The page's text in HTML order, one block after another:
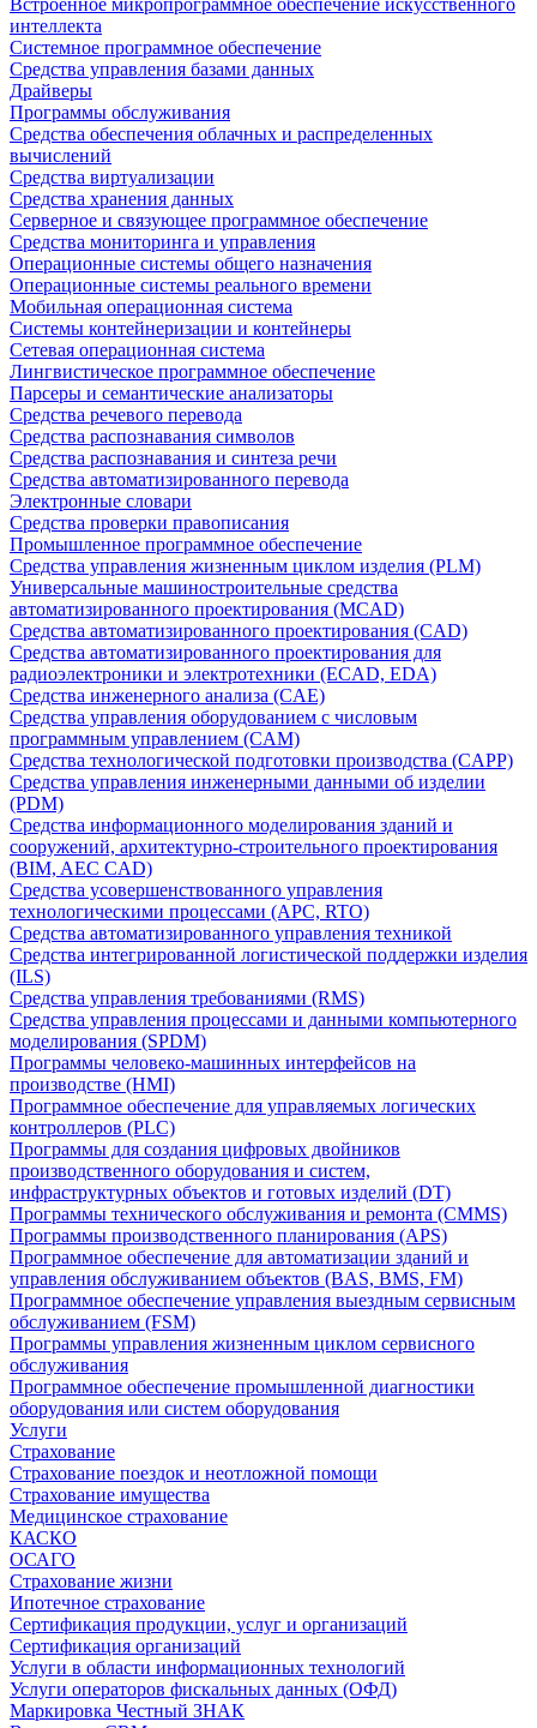
Встроенное микропрограммное обеспечение искусственного
интеллекта
Системное программное обеспечение
Средства управления базами данных
Драйверы
Программы обслуживания
Средства обеспечения облачных и распределенных
вычислений
Средства виртуализации
Средства хранения данных
Серверное и связующее программное обеспечение
Средства мониторинга и управления
Операционные системы общего назначения
Операционные системы реального времени
Мобильная операционная система
Системы контейнеризации и контейнеры
Сетевая операционная система
Лингвистическое программное обеспечение
Парсеры и семантические анализаторы
Средства речевого перевода
Средства распознавания символов
Средства распознавания и синтеза речи
Средства автоматизированного перевода
Электронные словари
Средства проверки правописания
Промышленное программное обеспечение
Средства управления жизненным циклом изделия (PLM)
Универсальные машиностроительные средства
автоматизированного проектирования (MCAD)
Средства автоматизированного проектирования (CAD)
Средства автоматизированного проектирования для
радиоэлектроники и электротехники (ECAD, EDA)
Средства инженерного анализа (CAE)
Средства управления оборудованием с числовым
программным управлением (CAM)
Средства технологической подготовки производства (CAPP)
Средства управления инженерными данными об изделии
(PDM)
Средства информационного моделирования зданий и
сооружений, архитектурно-строительного проектирования
(BIM, AEC CAD)
Средства усовершенствованного управления
технологическими процессами (APC, RTO)
Средства автоматизированного управления техникой
Средства интегрированной логистической поддержки изделия
(ILS)
Средства управления требованиями (RMS)
Средства управления процессами и данными компьютерного
моделирования (SPDM)
Программы человеко-машинных интерфейсов на
производстве (HMI)
Программное обеспечение для управляемых логических
контроллеров (PLC)
Программы для создания цифровых двойников
производственного оборудования и систем,
инфраструктурных объектов и готовых изделий (DT)
Программы технического обслуживания и ремонта (CMMS)
Программы производственного планирования (APS)
Программное обеспечение для автоматизации зданий и
управления обслуживанием объектов (BAS, BMS, FM)
Программное обеспечение управления выездным сервисным
обслуживанием (FSM)
Программы управления жизненным циклом сервисного
обслуживания
Программное обеспечение промышленной диагностики
оборудования или систем оборудования
Услуги
Страхование
Страхование поездок и неотложной помощи
Страхование имущества
Медицинское страхование
КАСКО
ОСАГО
Страхование жизни
Ипотечное страхование
Сертификация продукции, услуг и организаций
Сертификация организаций
Услуги в области информационных технологий
Услуги операторов фискальных данных (ОФД)
Маркировка Честный ЗНАК